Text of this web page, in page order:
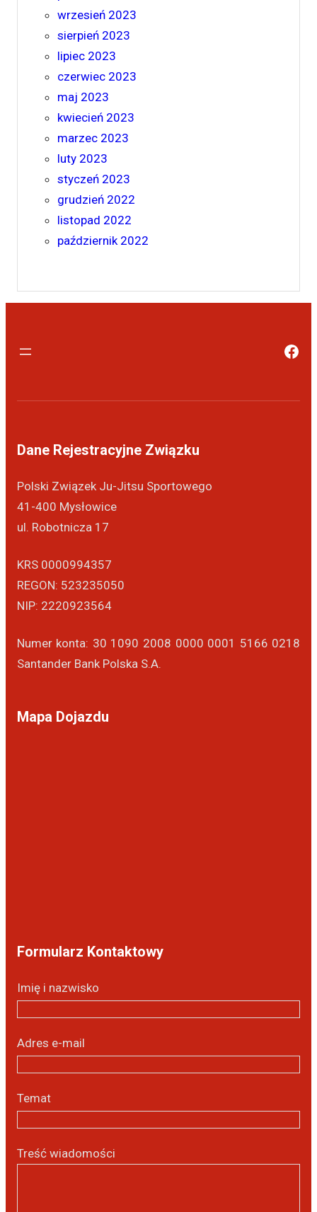
wrzesień 2023
sierpień 2023
lipiec 2023
czerwiec 2023
maj 2023
kwiecień 2023
marzec 2023
luty 2023
styczeń 2023
grudzień 2022
listopad 2022
październik 2022
Dane Rejestracyjne Związku
Polski Związek Ju-Jitsu Sportowego
41-400 Mysłowice
ul. Robotnicza 17
KRS 0000994357
REGON: 523235050
NIP: 2220923564
Numer konta: 30 1090 2008 0000 0001 5166 0218
Santander Bank Polska S.A.
Mapa Dojazdu
Formularz Kontaktowy
Imię i nazwisko
Adres e-mail
Temat
Treść wiadomości